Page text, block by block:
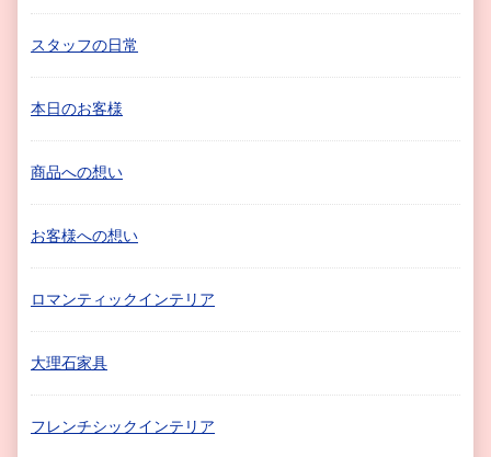
スタッフの日常
本日のお客様
商品への想い
お客様への想い
ロマンティックインテリア
大理石家具
フレンチシックインテリア